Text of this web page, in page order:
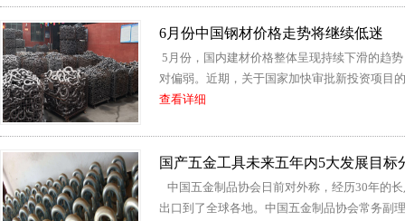
6月份中国钢材价格走势将继续低迷
5月份，国内建材价格整体呈现持续下滑的趋
对偏弱。近期，关于国家加快审批新投资项目
查看详细
国产五金工具未来五年内5大发展目标
中国五金制品协会日前对外称，经历30年的
出口到了全球各地。中国五金制品协会常务副